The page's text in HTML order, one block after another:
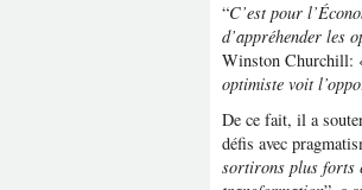
“C’est pour
d’appréhender les
Winston Churchill:
optimiste voit
De ce fait, il a
défis avec
sortirons plus forts